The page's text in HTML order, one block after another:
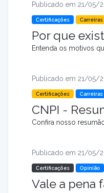
Publicado em 21/05/
Certificações
Por que
Entenda os motivos
Publicado em 21/05/
Certificações
CNPI -
Confira nosso
Publicado em 21/05/
Certificações Opinião
Vale a pena